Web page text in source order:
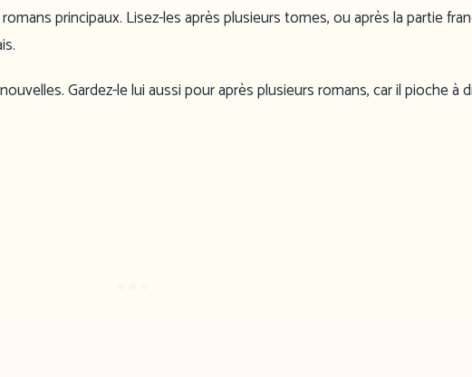
principaux. Lisez-les après plusieurs tomes, ou après la partie
Gardez-le lui aussi pour après plusieurs romans, car il pioche à